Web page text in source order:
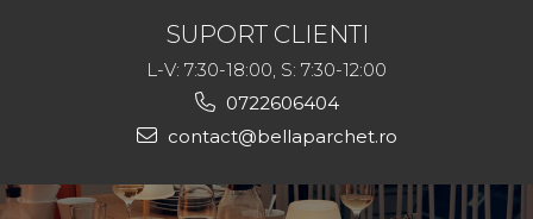
SUPORT CLIENTI
L-V: 7:30-18:00, S: 7:30-12:00
0722606404
contact@bellaparchet.ro